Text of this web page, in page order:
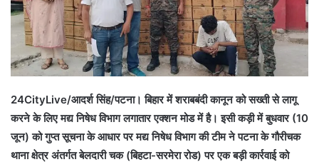
24CityLive/आदर्श सिंह/पटना। बिहार में शराबबंदी कानून को सख्ती से लागू
करने के लिए मद्य निषेध विभाग लगातार एक्शन मोड में है। इसी कड़ी में बुधवार (10
जून) को गुप्त सूचना के आधार पर मद्य निषेध विभाग की टीम ने पटना के गौरीचक
थाना क्षेत्र अंतर्गत बेलदारी चक (बिहटा-सरमेरा रोड) पर एक बड़ी कार्रवाई को